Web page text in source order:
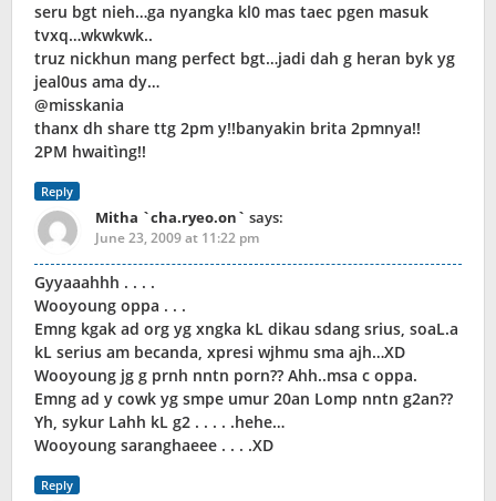
seru bgt nieh…ga nyangka kl0 mas taec pgen masuk
tvxq…wkwkwk..
truz nickhun mang perfect bgt…jadi dah g heran byk yg
jeal0us ama dy…
@misskania
thanx dh share ttg 2pm y!!banyakin brita 2pmnya!!
2PM hwaitìng!!
Reply
Mitha `cha.ryeo.on` says:
June 23, 2009 at 11:22 pm
Gyyaaahhh . . . .
Wooyoung oppa . . .
Emng kgak ad org yg xngka kL dikau sdang srius, soaL.a
kL serius am becanda, xpresi wjhmu sma ajh…XD
Wooyoung jg g prnh nntn porn?? Ahh..msa c oppa.
Emng ad y cowk yg smpe umur 20an Lomp nntn g2an??
Yh, sykur Lahh kL g2 . . . . .hehe…
Wooyoung saranghaeee . . . .XD
Reply